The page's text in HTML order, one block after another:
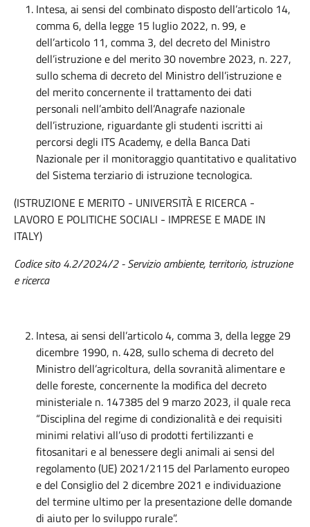
Intesa, ai sensi del combinato disposto dell’articolo 14,
comma 6, della legge 15 luglio 2022, n. 99, e
dell’articolo 11, comma 3, del decreto del Ministro
dell’istruzione e del merito 30 novembre 2023, n. 227,
sullo schema di decreto del Ministro dell’istruzione e
del merito concernente il trattamento dei dati
personali nell’ambito dell’Anagrafe nazionale
dell’istruzione, riguardante gli studenti iscritti ai
percorsi degli ITS Academy, e della Banca Dati
Nazionale per il monitoraggio quantitativo e qualitativo
del Sistema terziario di istruzione tecnologica.
(ISTRUZIONE E MERITO - UNIVERSITÀ E RICERCA -
LAVORO E POLITICHE SOCIALI - IMPRESE E MADE IN
ITALY)
Codice sito 4.2/2024/2 - Servizio ambiente, territorio, istruzione
e ricerca
Intesa, ai sensi dell’articolo 4, comma 3, della legge 29
dicembre 1990, n. 428, sullo schema di decreto del
Ministro dell’agricoltura, della sovranità alimentare e
delle foreste, concernente la modifica del decreto
ministeriale n. 147385 del 9 marzo 2023, il quale reca
“Disciplina del regime di condizionalità e dei requisiti
minimi relativi all’uso di prodotti fertilizzanti e
fitosanitari e al benessere degli animali ai sensi del
regolamento (UE) 2021/2115 del Parlamento europeo
e del Consiglio del 2 dicembre 2021 e individuazione
del termine ultimo per la presentazione delle domande
di aiuto per lo sviluppo rurale”.